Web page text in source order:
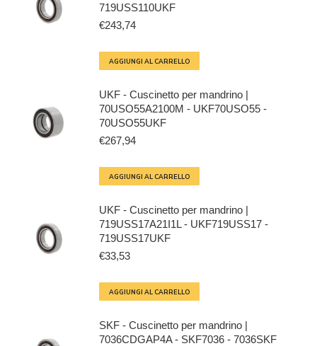
719USS110UKF
€243,74
AGGIUNGI AL CARRELLO
UKF - Cuscinetto per mandrino |
70USO55A2100M - UKF70USO55 -
70USO55UKF
€267,94
AGGIUNGI AL CARRELLO
UKF - Cuscinetto per mandrino |
719USS17A21I1L - UKF719USS17 -
719USS17UKF
€33,53
AGGIUNGI AL CARRELLO
SKF - Cuscinetto per mandrino |
7036CDGAP4A - SKF7036 - 7036SKF